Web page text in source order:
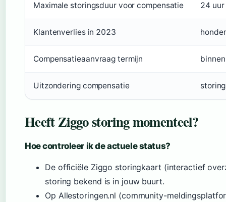
Maximale storingsduur voor compensatie 24
Klantenverlies in 2023
Compensatieaanvraag termijn
Uitzondering compensatie
Heeft Ziggo storing momenteel?
Hoe controleer ik de actuele status?
De officiële Ziggo storingkaart (interactief
storing bekend is in jouw buurt.
Op Allestoringen.nl (community-